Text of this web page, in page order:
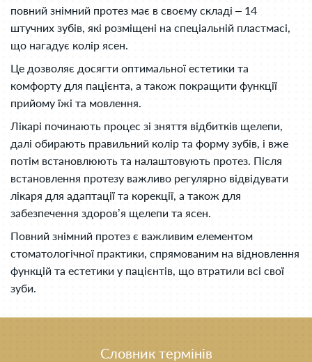
повний знімний протез має в своєму складі – 14
штучних зубів, які розміщені на спеціальній пластмасі,
що нагадує колір ясен.
Це дозволяє досягти оптимальної естетики та
комфорту для пацієнта, а також покращити функції
прийому їжі та мовлення.
Лікарі починають процес зі зняття відбитків щелепи,
далі обирають правильний колір та форму зубів, і вже
потім встановлюють та налаштовують протез. Після
встановлення протезу важливо регулярно відвідувати
лікаря для адаптації та корекції, а також для
забезпечення здоров’я щелепи та ясен.
Повний знімний протез є важливим елементом
стоматологічної практики, спрямованим на відновлення
функцій та естетики у пацієнтів, що втратили всі свої
зуби.
Словник термінів